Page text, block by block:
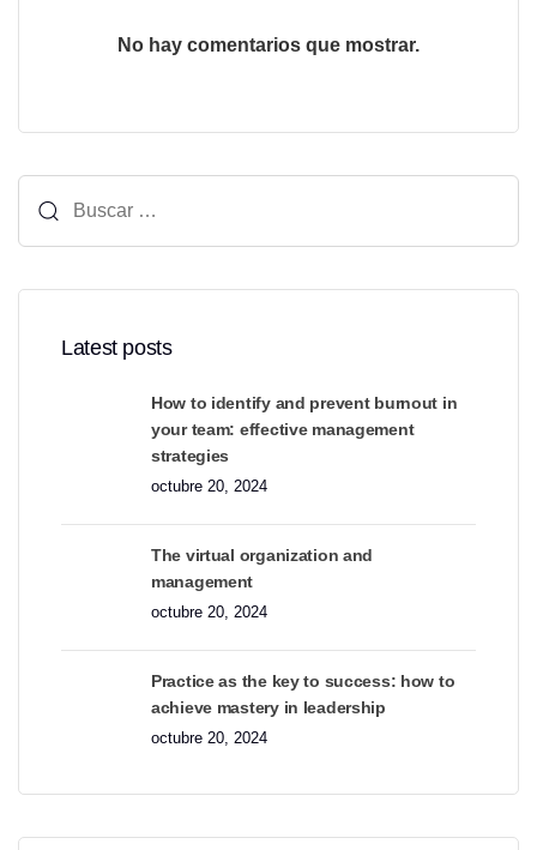
No hay comentarios que mostrar.
Buscar:
Latest posts
How to identify and prevent burnout in
your team: effective management
strategies
octubre 20, 2024
The virtual organization and
management
octubre 20, 2024
Practice as the key to success: how to
achieve mastery in leadership
octubre 20, 2024